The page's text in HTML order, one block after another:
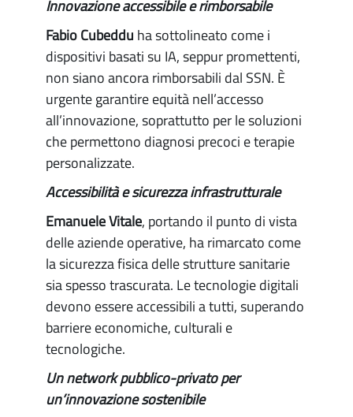
Innovazione accessibile e rimborsabile
Fabio Cubeddu ha sottolineato come i
dispositivi basati su IA, seppur promettenti,
non siano ancora rimborsabili dal SSN. È
urgente garantire equità nell’accesso
all’innovazione, soprattutto per le soluzioni
che permettono diagnosi precoci e terapie
personalizzate.
Accessibilità e sicurezza infrastrutturale
Emanuele Vitale, portando il punto di vista
delle aziende operative, ha rimarcato come
la sicurezza fisica delle strutture sanitarie
sia spesso trascurata. Le tecnologie digitali
devono essere accessibili a tutti, superando
barriere economiche, culturali e
tecnologiche.
Un network pubblico-privato per
un’innovazione sostenibile